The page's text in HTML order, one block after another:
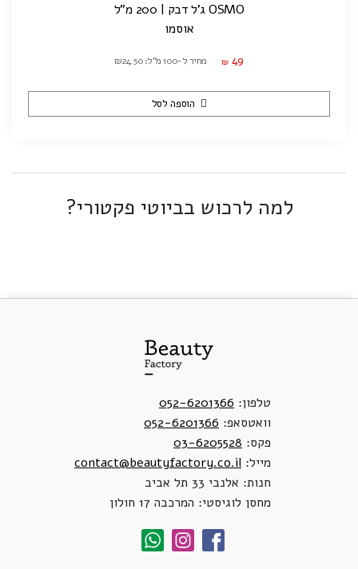
OSMO ג'ל דבק | 200 מ"ל
אוסמו
₪ 49 מחיר ל-100 מ"ל: ₪24.50
הוספה לסל
למה לרכוש בביוטי פקטורי?
טלפון: 052-6201366
וואטסאפ: 052-6201366
פקס: 03-6205528
מייל: contact@beautyfactory.co.il
חנות: אלנבי 33 תל אביב
מחסן לוגיסטי: המרכבה 17 חולון